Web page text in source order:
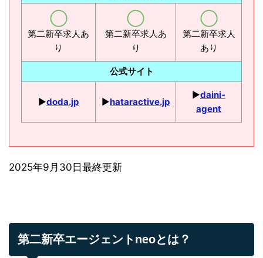
第二新卒求人あ
り
第二新卒求人あ
り
第二新卒求人
あり
公式サイト
▶︎doda.jp ▶︎hataractive.jp
▶︎daini-
agent
2025年9月30日最終更新
第二新卒エージェントneoとは？